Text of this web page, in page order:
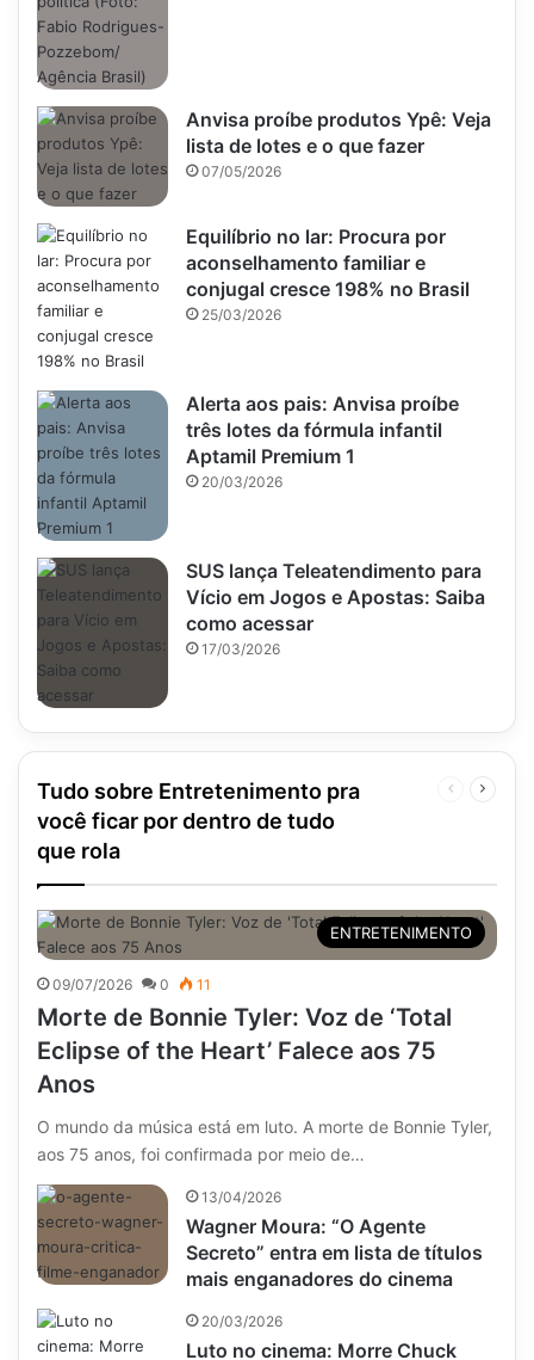
Anvisa proíbe produtos Ypê: Veja
lista de lotes e o que fazer
07/05/2026
Equilíbrio no lar: Procura por
aconselhamento familiar e
conjugal cresce 198% no Brasil
25/03/2026
Alerta aos pais: Anvisa proíbe
três lotes da fórmula infantil
Aptamil Premium 1
20/03/2026
SUS lança Teleatendimento para
Vício em Jogos e Apostas: Saiba
como acessar
17/03/2026
Tudo sobre Entretenimento pra
você ficar por dentro de tudo
que rola
Página
ENTRETENIMENTO
09/07/2026 0 11
Morte de Bonnie Tyler: Voz de ‘Total
Eclipse of the Heart’ Falece aos 75
Anos
O mundo da música está em luto. A morte de Bonnie Tyler,
aos 75 anos, foi confirmada por meio de…
13/04/2026
Wagner Moura: “O Agente
Secreto” entra em lista de títulos
mais enganadores do cinema
20/03/2026
Luto no cinema: Morre Chuck